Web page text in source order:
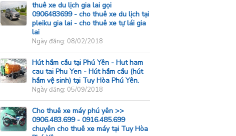
thuê xe du lịch gia lai gọi
0906483699 - cho thuê xe du lịch tại
pleiku gia lai - cho thuê xe tự lái gia
lai
Ngày đăng: 08/02/2018
Hút hầm cầu tại Phú Yên - Hut ham
cau tai Phu Yen - Hút hầm cầu (hút
hầm vệ sinh) tại Tuy Hòa Phú Yên.
Ngày đăng: 05/09/2018
Cho thuê xe máy phú yên >>
0906.483.699 - 0916.485.699
chuyên cho thuê xe máy tại Tuy Hòa